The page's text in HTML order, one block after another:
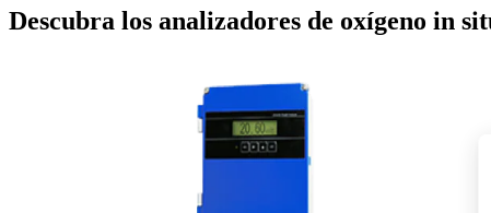
Descubra los analizadores de oxígeno in